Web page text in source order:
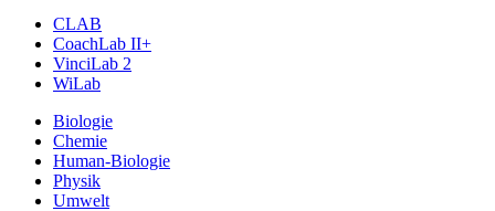
CLAB
CoachLab II+
VinciLab 2
WiLab
Biologie
Chemie
Human-Biologie
Physik
Umwelt